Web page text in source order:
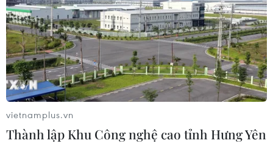
Đột phá dùng ánh sáng "đánh thức"
tế bào ung thư ngủ đông
06/07/2026 02:08
Australia thử nghiệm liệu pháp tế
vietnamplus.vn
Thành lập Khu Công nghệ cao tỉnh Hưng Yên